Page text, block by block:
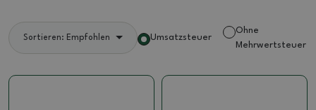
Sortieren: Empfohlen Umsatzsteuer
Ohne
Mehrwertsteuer